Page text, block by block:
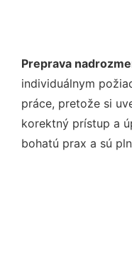
Preprava
individuálnym
práce, pretože si
korektný prístup a
bohatú prax a sú